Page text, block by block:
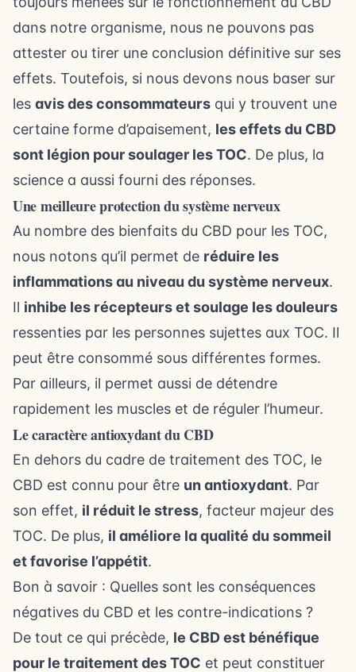
dans notre organisme, nous ne pouvons pas
attester ou tirer une conclusion définitive sur ses
effets. Toutefois, si nous devons nous baser sur
les avis des consommateurs qui y trouvent une
certaine forme d’apaisement, leseffets du CBD
sont légion pour soulager les TOC. De plus, la
science a aussi fourni des réponses.
Une meilleure protection du système nerveux
Au nombre des bienfaits du CBD pour les TOC,
nous notons qu’il permet de réduire les
inflammations au niveau du système nerveux.
Il inhibe les récepteurs etsoulage les douleurs
ressenties par les personnes sujettes aux TOC. Il
peut être consommé sous différentes formes.
Par ailleurs, il permet aussi de détendre
rapidement les muscles et de réguler l’humeur.
Le caractère antioxydant du CBD
En dehors du cadre de traitement des TOC, le
CBD est connu pour être un antioxydant. Par
son effet, il réduit le stress, facteur majeur des
TOC. De plus, il améliore la qualité du sommeil
et favorise l’appétit.
Bon à savoir : Quelles sont les conséquences
négatives du CBD et les contre-indications ?
De tout ce qui précède, le CBD est bénéfique
pour le traitement des TOC et peut constituer